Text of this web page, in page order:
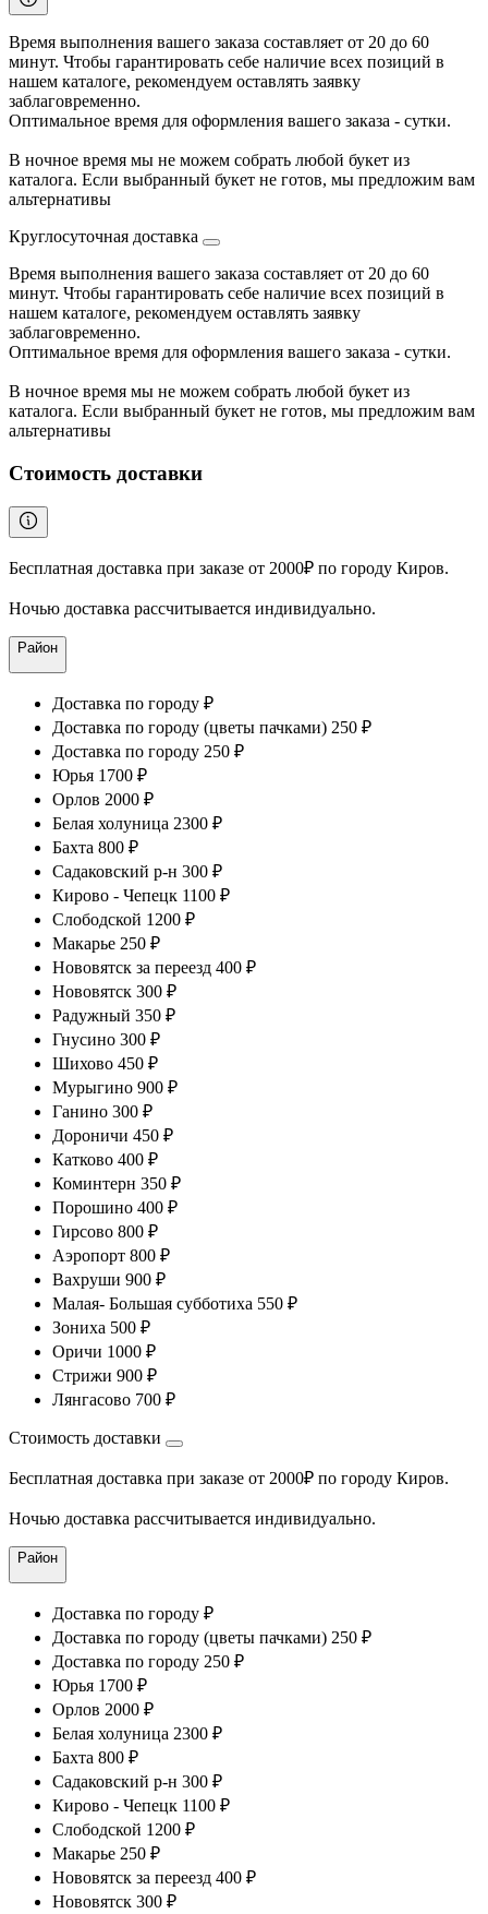
Время выполнения вашего заказа составляет от 20 до 60
минут. Чтобы гарантировать себе наличие всех позиций в
нашем каталоге, рекомендуем оставлять заявку
заблаговременно.
Оптимальное время для оформления вашего заказа - сутки.
В ночное время мы не можем собрать любой букет из
каталога. Если выбранный букет не готов, мы предложим вам
альтернативы
Круглосуточная доставка
Время выполнения вашего заказа составляет от 20 до 60
минут. Чтобы гарантировать себе наличие всех позиций в
нашем каталоге, рекомендуем оставлять заявку
заблаговременно.
Оптимальное время для оформления вашего заказа - сутки.
В ночное время мы не можем собрать любой букет из
каталога. Если выбранный букет не готов, мы предложим вам
альтернативы
Стоимость доставки
Бесплатная доставка при заказе от 2000₽ по городу Киров.
Ночью доставка рассчитывается индивидуально.
Район
Доставка по городу ₽
Доставка по городу (цветы пачками) 250 ₽
Доставка по городу 250 ₽
Юрья 1700 ₽
Орлов 2000 ₽
Белая холуница 2300 ₽
Бахта 800 ₽
Садаковский р-н 300 ₽
Кирово - Чепецк 1100 ₽
Слободской 1200 ₽
Макарье 250 ₽
Нововятск за переезд 400 ₽
Нововятск 300 ₽
Радужный 350 ₽
Гнусино 300 ₽
Шихово 450 ₽
Мурыгино 900 ₽
Ганино 300 ₽
Дороничи 450 ₽
Катково 400 ₽
Коминтерн 350 ₽
Порошино 400 ₽
Гирсово 800 ₽
Аэропорт 800 ₽
Вахруши 900 ₽
Малая- Большая субботиха 550 ₽
Зониха 500 ₽
Оричи 1000 ₽
Стрижи 900 ₽
Лянгасово 700 ₽
Стоимость доставки
Бесплатная доставка при заказе от 2000₽ по городу Киров.
Ночью доставка рассчитывается индивидуально.
Район
Доставка по городу ₽
Доставка по городу (цветы пачками) 250 ₽
Доставка по городу 250 ₽
Юрья 1700 ₽
Орлов 2000 ₽
Белая холуница 2300 ₽
Бахта 800 ₽
Садаковский р-н 300 ₽
Кирово - Чепецк 1100 ₽
Слободской 1200 ₽
Макарье 250 ₽
Нововятск за переезд 400 ₽
Нововятск 300 ₽